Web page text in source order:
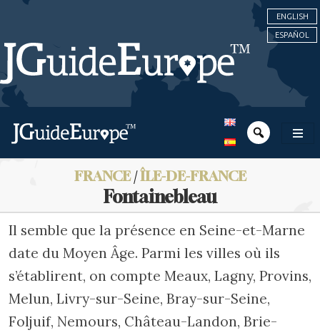
ENGLISH
ESPAÑOL
FRANCE/ÎLE-DE-FRANCE
Fontainebleau
Il semble que la présence en Seine-et-Marne
date du Moyen Âge. Parmi les villes où ils
s’établirent, on compte Meaux, Lagny, Provins,
Melun, Livry-sur-Seine, Bray-sur-Seine,
Foljuif, Nemours, Château-Landon, Brie-